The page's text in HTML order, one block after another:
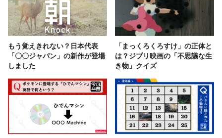
もう覚えきれない？日本代表
「〇〇ジャパン」の新作が登場
しました
「まっくろくろすけ」の正体と
は？ジブリ映画の「不思議な生
き物」クイズ